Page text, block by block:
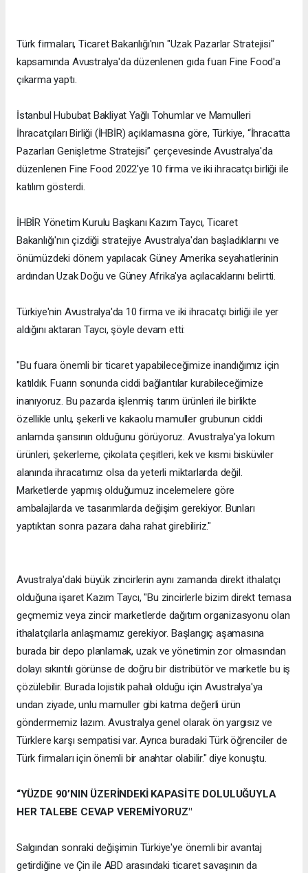
Türk firmaları, Ticaret Bakanlığı'nın "Uzak Pazarlar Stratejisi"
kapsamında Avustralya'da düzenlenen gıda fuarı Fine Food'a
çıkarma yaptı.
İstanbul Hububat Bakliyat Yağlı Tohumlar ve Mamulleri
İhracatçıları Birliği (İHBİR) açıklamasına göre, Türkiye, “İhracatta
Pazarları Genişletme Stratejisi” çerçevesinde Avustralya'da
düzenlenen Fine Food 2022'ye 10 firma ve iki ihracatçı birliği ile
katılım gösterdi.
İHBİR Yönetim Kurulu Başkanı Kazım Taycı, Ticaret
Bakanlığı'nın çizdiği stratejiye Avustralya'dan başladıklarını ve
önümüzdeki dönem yapılacak Güney Amerika seyahatlerinin
ardından Uzak Doğu ve Güney Afrika'ya açılacaklarını belirtti.
Türkiye'nin Avustralya'da 10 firma ve iki ihracatçı birliği ile yer
aldığını aktaran Taycı, şöyle devam etti:
"Bu fuara önemli bir ticaret yapabileceğimize inandığımız için
katıldık. Fuarın sonunda ciddi bağlantılar kurabileceğimize
inanıyoruz. Bu pazarda işlenmiş tarım ürünleri ile birlikte
özellikle unlu, şekerli ve kakaolu mamuller grubunun ciddi
anlamda şansının olduğunu görüyoruz. Avustralya'ya lokum
ürünleri, şekerleme, çikolata çeşitleri, kek ve kısmi bisküviler
alanında ihracatımız olsa da yeterli miktarlarda değil.
Marketlerde yapmış olduğumuz incelemelere göre
ambalajlarda ve tasarımlarda değişim gerekiyor. Bunları
yaptıktan sonra pazara daha rahat girebiliriz."
Avustralya'daki büyük zincirlerin aynı zamanda direkt ithalatçı
olduğuna işaret Kazım Taycı, "Bu zincirlerle bizim direkt temasa
geçmemiz veya zincir marketlerde dağıtım organizasyonu olan
ithalatçılarla anlaşmamız gerekiyor. Başlangıç aşamasına
burada bir depo planlamak, uzak ve yönetimin zor olmasından
dolayı sıkıntılı görünse de doğru bir distribütör ve marketle bu iş
çözülebilir. Burada lojistik pahalı olduğu için Avustralya'ya
undan ziyade, unlu mamuller gibi katma değerli ürün
göndermemiz lazım. Avustralya genel olarak ön yargısız ve
Türklere karşı sempatisi var. Ayrıca buradaki Türk öğrenciler de
Türk firmaları için önemli bir anahtar olabilir." diye konuştu.
“YÜZDE 90’NIN ÜZERİNDEKİ KAPASİTE DOLULUĞUYLA
HER TALEBE CEVAP VEREMİYORUZ"
Salgından sonraki değişimin Türkiye'ye önemli bir avantaj
getirdiğine ve Çin ile ABD arasındaki ticaret savaşının da